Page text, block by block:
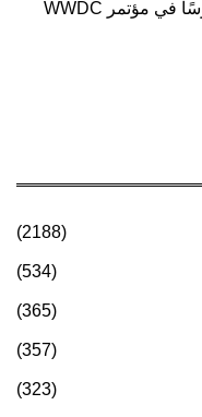
آبل تتعلم دروسًا في مؤتمر WWDC
(2188)
(534)
(365)
(357)
(323)